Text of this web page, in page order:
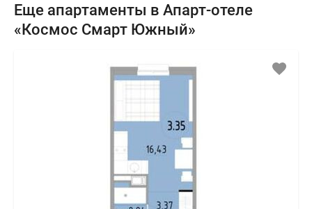
Еще апартаменты в Апарт-отеле
«Космос Смарт Южный»